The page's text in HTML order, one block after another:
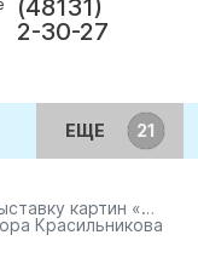
(48131)
2-30-27
ЕЩЕ
картин «…
Красильникова